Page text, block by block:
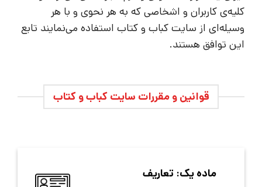
کلیه‌ی کاربران و اشخاصی که به هر نحوی و با هر
وسیله‌ای از سایت کباب و کتاب استفاده می‌نمایند تابع
این توافق هستند.
قوانین و مقررات سایت کباب و کتاب
ماده یک: تعاریف